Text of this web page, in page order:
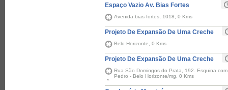
Espaço Vazio Av. Bias Fortes
Avenida bias fortes, 1018, 0 Kms
Projeto De Expansão De Uma Creche
Belo Horizonte, 0 Kms
Projeto De Expansão De Uma Creche
Rua São Domingos do Prata, 192. Esquina
Pedro - Belo Horizonte/mg, 0 Kms